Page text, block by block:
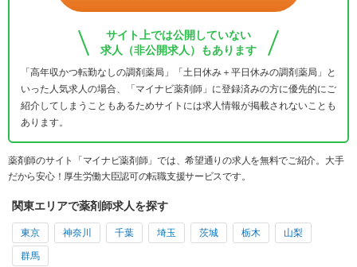
サイト上では公開していない
求人（非公開求人）もあります
「高年収かつ転勤なしの調剤薬局」「土日休み＋平日休みの調剤薬局」と
いった人気求人の場合、「マイナビ薬剤師」に登録済みの方に優先的にご
紹介してしまうこともあるためサイトには求人情報が掲載されないことも
あります。
薬剤師のサイト「マイナビ薬剤師」では、希望通りの求人を無料でご紹介。大手
だから安心！厚生労働大臣認可の転職支援サービスです。
関東エリアで薬剤師求人を探す
東京 神奈川 千葉 埼玉 茨城 栃木 山梨
群馬